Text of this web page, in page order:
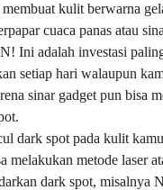
kulit berwarna
cuaca panas atau
Ini adalah investasi
setiap hari walaupun
sinar gadget pun bisa
dark spot pada kulit
melakukan metode laser
dark spot, misalnya